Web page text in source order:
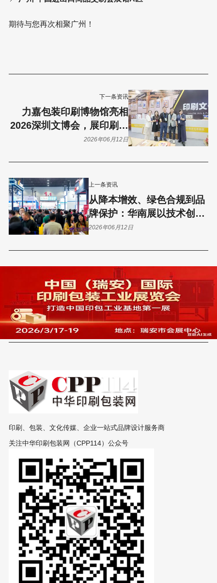
期待与您再次相聚广州！
上一条资讯
从降本增效、绿色合规到品
牌保护：华南展以技术创新
给出行业答案
2026年06月12日
下一条资讯
力嘉包装印刷博物馆亮相
2026深圳文博会，展印刷文
化底蕴
2026年06月12日
印刷、包装、文化传媒、企业一站式品牌设计服务商
关注中华印刷包装网（CPP114）公众号